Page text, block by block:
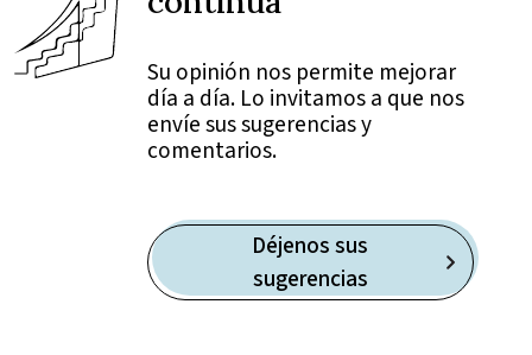
Su opinión nos permite mejorar
día a día. Lo invitamos a que nos
envíe sus sugerencias y
comentarios.
Déjenos sus
sugerencias